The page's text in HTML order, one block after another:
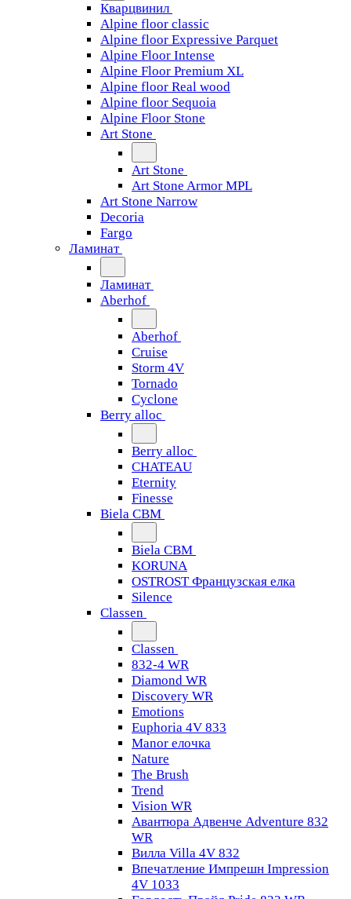
Кварцвинил
Alpine floor classic
Alpine floor Expressive Parquet
Alpine Floor Intense
Alpine Floor Premium XL
Alpine floor Real wood
Alpine floor Sequoia
Alpine Floor Stone
Art Stone
Art Stone
Art Stone Armor MPL
Art Stone Narrow
Decoria
Fargo
Ламинат
Ламинат
Aberhof
Aberhof
Cruise
Storm 4V
Tornado
Сyclone
Berry alloc
Berry alloc
CHATEAU
Eternity
Finesse
Biela CBM
Biela CBM
KORUNA
OSTROST Французская елка
Silence
Classen
Classen
832-4 WR
Diamond WR
Discovery WR
Emotions
Euphoria 4V 833
Manor елочка
Nature
The Brush
Trend
Vision WR
Авантюра Адвенче Adventure 832
WR
Вилла Villa 4V 832
Впечатление Импрешн Impression
4V 1033